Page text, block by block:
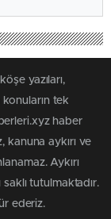
yazıları,
tek
haber
kanuna aykırı ve
Aykırı
tutulmaktadır.
ederiz.